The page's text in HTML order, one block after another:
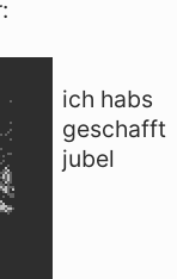
ich habs
geschafft
jubel